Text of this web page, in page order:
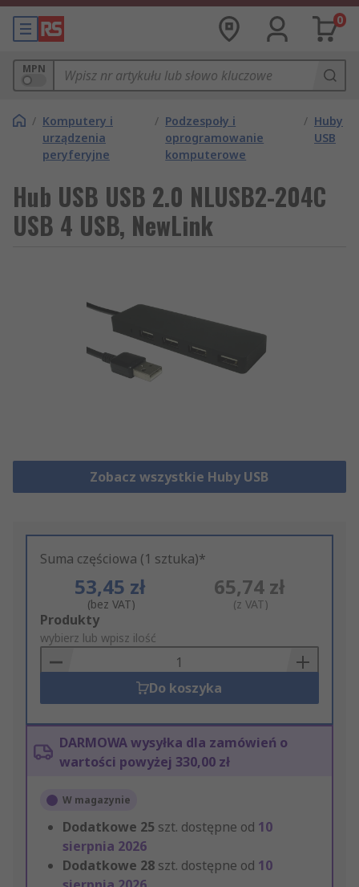
0
MPN
/ Komputery i
urządzenia
peryferyjne
/ Podzespoły i
oprogramowanie
komputerowe
/ Huby
USB
Hub USB USB 2.0 NLUSB2-204C
USB 4 USB, NewLink
Zobacz wszystkie Huby USB
Suma częściowa (1 sztuka)*
53,45 zł
(bez VAT)
65,74 zł
(z VAT)
Add
to
Basket
Produkty
wybierz lub wpisz ilość
Do koszyka
DARMOWA wysyłka dla zamówień o
wartości powyżej 330,00 zł
W magazynie
Dodatkowe 25 szt. dostępne od 10
sierpnia 2026
Dodatkowe 28 szt. dostępne od 10